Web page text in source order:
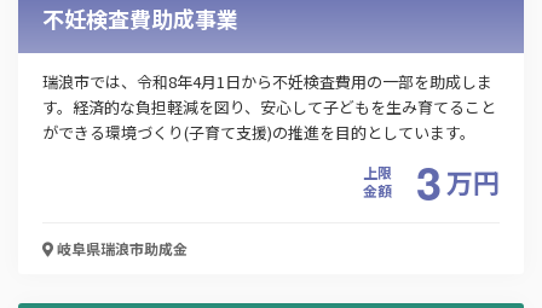
この補助金の情報をPDFダウンロード
お名前
不妊検査費助成事業
瑞浪市では、令和8年4月1日から不妊検査費用の一部を助成しま
す。経済的な負担軽減を図り、安心して子どもを生み育てること
ができる環境づくり(子育て支援)の推進を目的としています。
上限
金額
3万円
岐阜県瑞浪市助成金